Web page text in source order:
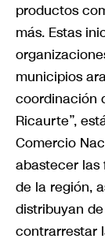
productos
más. Estas
municipios
coordinación
Ricaurte”,
Comercio
abastecer las
de la región,
distribuyan
contrarrestar